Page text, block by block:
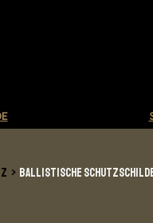
BALLISTISCHE